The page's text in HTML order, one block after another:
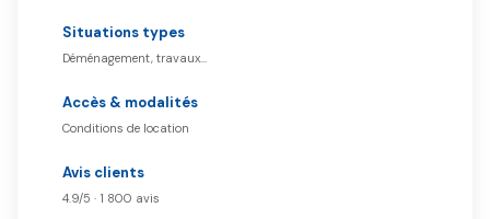
Situations types
Déménagement, travaux…
Accès & modalités
Conditions de location
Avis clients
4.9/5 · 1 800 avis